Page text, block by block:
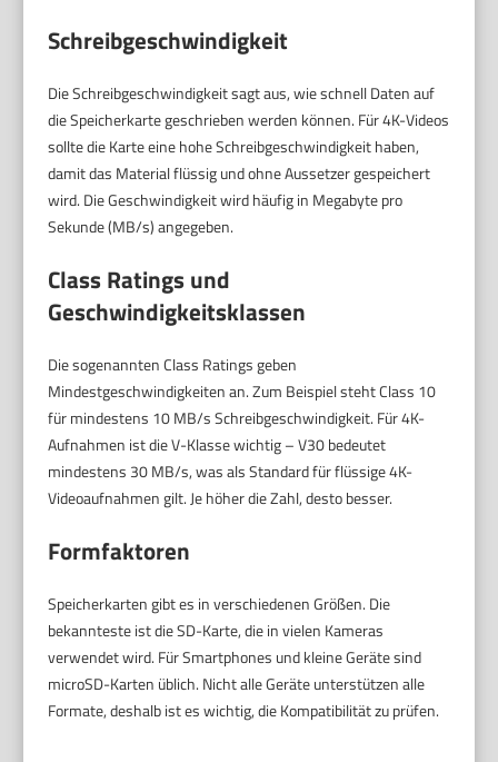
Schreibgeschwindigkeit
Die Schreibgeschwindigkeit sagt aus, wie schnell Daten auf
die Speicherkarte geschrieben werden können. Für 4K-Videos
sollte die Karte eine hohe Schreibgeschwindigkeit haben,
damit das Material flüssig und ohne Aussetzer gespeichert
wird. Die Geschwindigkeit wird häufig in Megabyte pro
Sekunde (MB/s) angegeben.
Class Ratings und
Geschwindigkeitsklassen
Die sogenannten Class Ratings geben
Mindestgeschwindigkeiten an. Zum Beispiel steht Class 10
für mindestens 10 MB/s Schreibgeschwindigkeit. Für 4K-
Aufnahmen ist die V-Klasse wichtig – V30 bedeutet
mindestens 30 MB/s, was als Standard für flüssige 4K-
Videoaufnahmen gilt. Je höher die Zahl, desto besser.
Formfaktoren
Speicherkarten gibt es in verschiedenen Größen. Die
bekannteste ist die SD-Karte, die in vielen Kameras
verwendet wird. Für Smartphones und kleine Geräte sind
microSD-Karten üblich. Nicht alle Geräte unterstützen alle
Formate, deshalb ist es wichtig, die Kompatibilität zu prüfen.